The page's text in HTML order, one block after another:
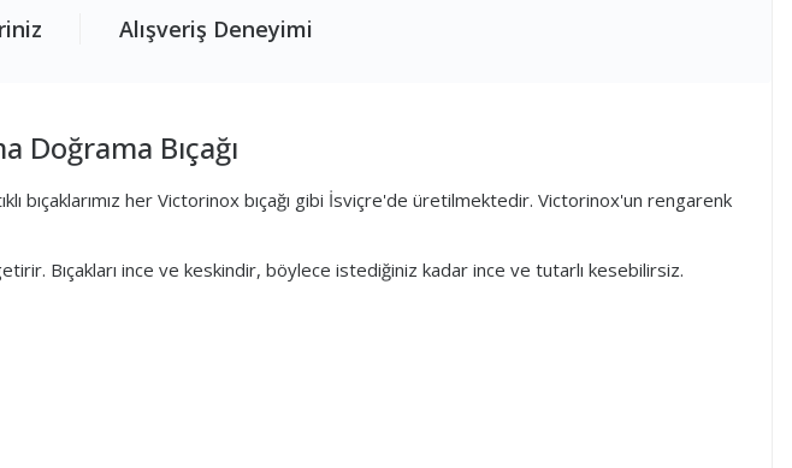
Alışveriş Deneyimi
Doğrama Bıçağı
bıçaklarımız her Victorinox bıçağı gibi İsviçre'de üretilmektedir. Victorinox'un rengarenk
Bıçakları ince ve keskindir, böylece istediğiniz kadar ince ve tutarlı kesebilirsiz.